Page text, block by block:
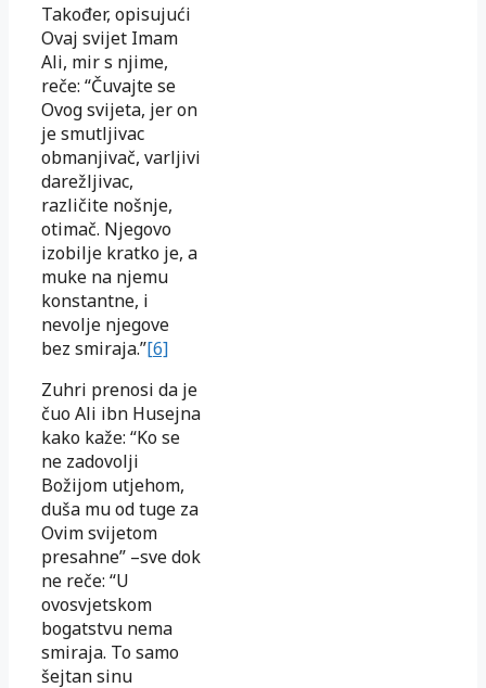
Također, opisujući
Ovaj svijet Imam
Ali, mir s njime,
reče: “Čuvajte se
Ovog svijeta, jer on
je smutljivac
obmanjivač, varljivi
darežljivac,
različite nošnje,
otimač. Njegovo
izobilje kratko je, a
muke na njemu
konstantne, i
nevolje njegove
bez smiraja.”[6]
Zuhri prenosi da je
čuo Ali ibn Husejna
kako kaže: “Ko se
ne zadovolji
Božijom utjehom,
duša mu od tuge za
Ovim svijetom
presahne” –sve dok
ne reče: “U
ovosvjetskom
bogatstvu nema
smiraja. To samo
šejtan sinu